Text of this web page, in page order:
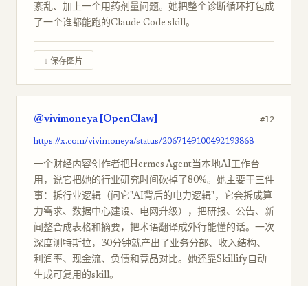
紊乱、加上一个用药剂量问题。她把整个诊断循环打包成
了一个谁都能跑的Claude Code skill。
↓ 保存图片
@vivimoneya [OpenClaw] #12
https://x.com/vivimoneya/status/2067149100492193868
一个财经内容创作者把Hermes Agent当本地AI工作台
用，说它把她的行业研究时间砍掉了80%。她主要干三件
事：拆行业逻辑（问它"AI背后的电力逻辑"，它会拆成算
力需求、数据中心建设、电网升级），把研报、公告、新
闻整合成表格和摘要，把术语翻译成外行能懂的话。一次
深度测特斯拉，30分钟就产出了业务分部、收入结构、
利润率、现金流、负债和竞品对比。她还靠Skillify自动
生成可复用的skill。